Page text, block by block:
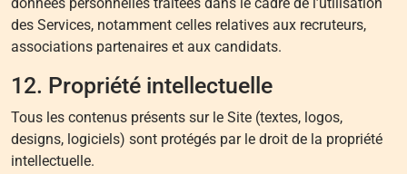
des Services, notamment celles relatives aux recruteurs,
associations partenaires et aux candidats.
12. Propriété intellectuelle
Tous les contenus présents sur le Site (textes, logos,
designs, logiciels) sont protégés par le droit de la propriété
intellectuelle.